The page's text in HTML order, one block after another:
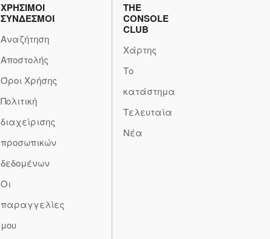
ΧΡΗΣΙΜΟΙ
ΣΥΝΔΕΣΜΟΙ
Αναζήτηση
Αποστολής
Όροι Χρήσης
Πολιτική
διαχείρισης
προσωπικών
δεδομένων
Οι
παραγγελίες
μου
THE
CONSOLE
CLUB
Χάρτης
Το
κατάστημα
Τελευταία
Νέα